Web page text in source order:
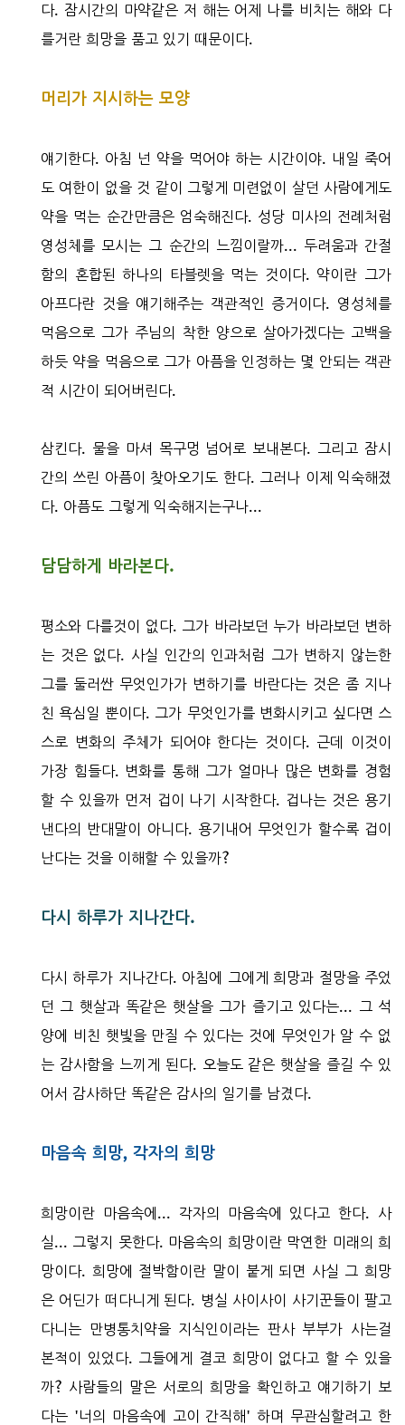
다. 잠시간의 마약같은 저 해는 어제 나를 비치는 해와 다
를거란 희망을 품고 있기 때문이다.
머리가 지시하는 모양
얘기한다. 아침 넌 약을 먹어야 하는 시간이야. 내일 죽어
도 여한이 없을 것 같이 그렇게 미련없이 살던 사람에게도
약을 먹는 순간만큼은 엄숙해진다. 성당 미사의 전례처럼
영성체를 모시는 그 순간의 느낌이랄까... 두려움과 간절
함의 혼합된 하나의 타블렛을 먹는 것이다. 약이란 그가
아프다란 것을 얘기해주는 객관적인 증거이다. 영성체를
먹음으로 그가 주님의 착한 양으로 살아가겠다는 고백을
하듯 약을 먹음으로 그가 아픔을 인정하는 몇 안되는 객관
적 시간이 되어버린다.
삼킨다. 물을 마셔 목구멍 넘어로 보내본다. 그리고 잠시
간의 쓰린 아픔이 찾아오기도 한다. 그러나 이제 익숙해졌
다. 아픔도 그렇게 익숙해지는구나...
담담하게 바라본다.
평소와 다를것이 없다. 그가 바라보던 누가 바라보던 변하
는 것은 없다. 사실 인간의 인과처럼 그가 변하지 않는한
그를 둘러싼 무엇인가가 변하기를 바란다는 것은 좀 지나
친 욕심일 뿐이다. 그가 무엇인가를 변화시키고 싶다면 스
스로 변화의 주체가 되어야 한다는 것이다. 근데 이것이
가장 힘들다. 변화를 통해 그가 얼마나 많은 변화를 경험
할 수 있을까 먼저 겁이 나기 시작한다. 겁나는 것은 용기
낸다의 반대말이 아니다. 용기내어 무엇인가 할수록 겁이
난다는 것을 이해할 수 있을까?
다시 하루가 지나간다.
다시 하루가 지나간다. 아침에 그에게 희망과 절망을 주었
던 그 햇살과 똑같은 햇살을 그가 즐기고 있다는... 그 석
양에 비친 햇빛을 만질 수 있다는 것에 무엇인가 알 수 없
는 감사함을 느끼게 된다. 오늘도 같은 햇살을 즐길 수 있
어서 감사하단 똑같은 감사의 일기를 남겼다.
마음속 희망, 각자의 희망
희망이란 마음속에... 각자의 마음속에 있다고 한다. 사
실... 그렇지 못한다. 마음속의 희망이란 막연한 미래의 희
망이다. 희망에 절박함이란 말이 붙게 되면 사실 그 희망
은 어딘가 떠다니게 된다. 병실 사이사이 사기꾼들이 팔고
다니는 만병통치약을 지식인이라는 판사 부부가 사는걸
본적이 있었다. 그들에게 결코 희망이 없다고 할 수 있을
까? 사람들의 말은 서로의 희망을 확인하고 얘기하기 보
다는 '너의 마음속에 고이 간직해' 하며 무관심할려고 한